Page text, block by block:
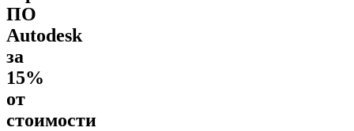
ПО
Autodesk
за
15%
от
стоимости